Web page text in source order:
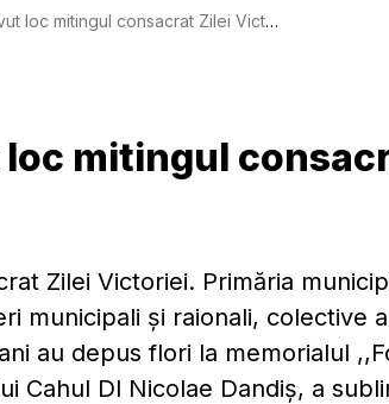
loc mitingul consacrat Zilei Victoriei
loc mitingul
Zilei Victoriei. Primăria
municipali și raionali, colective a
au depus flori la memorialul
Cahul Dl Nicolae Dandiș, a